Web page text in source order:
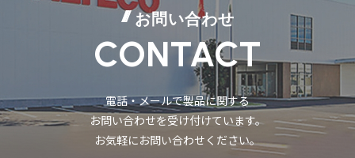
お問い合わせ
CONTACT
電話・メールで製品に関する
お問い合わせを受け付けています。
お気軽にお問い合わせください。